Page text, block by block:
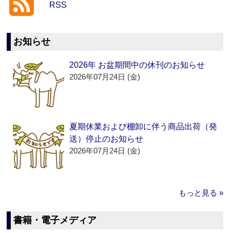
RSS
お知らせ
2026年 お盆期間中の休刊のお知らせ
2026年07月24日 (金)
夏期休業および棚卸に伴う商品出荷（発
送）停止のお知らせ
2026年07月24日 (金)
もっと見る »
書籍・電子メディア